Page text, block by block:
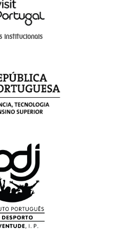
institucionais